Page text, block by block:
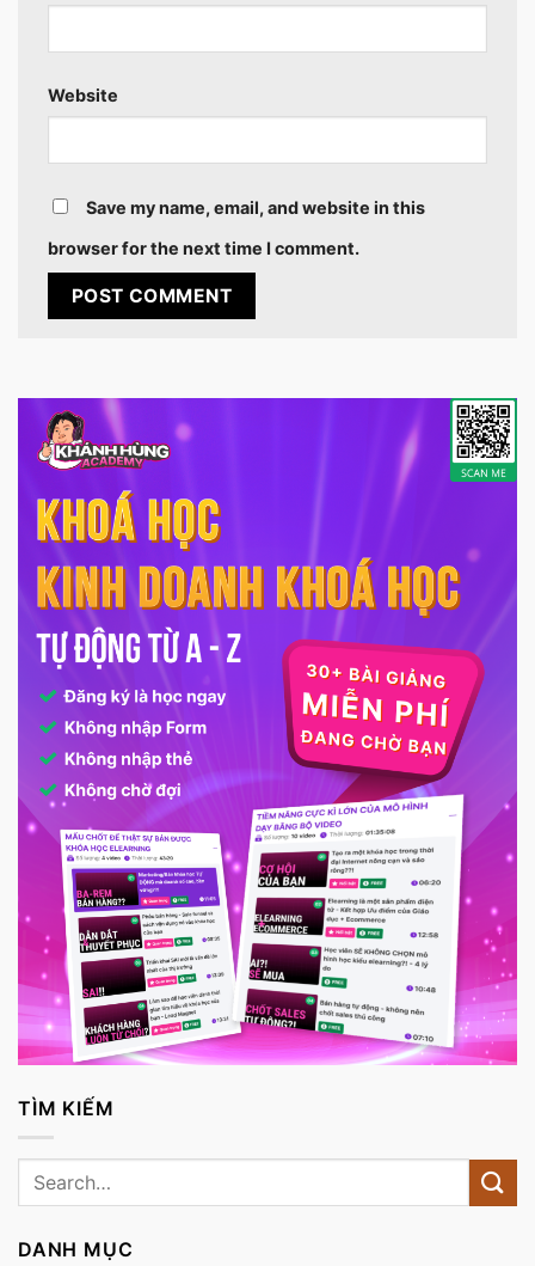
Website
Save my name, email, and website in this
browser for the next time I comment.
TÌM KIẾM
DANH MỤC